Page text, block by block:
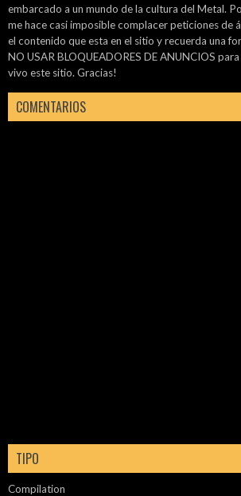
embarcado a un mundo de la cultura del Metal.
me hace casi imposible complacer peticiones de
el contenido que esta en el sitio y recuerda una
NO USAR BLOQUEADORES DE ANUNCIOS
vivo este sitio. Gracias!
COMENTARIOS
TIPO
Compilation